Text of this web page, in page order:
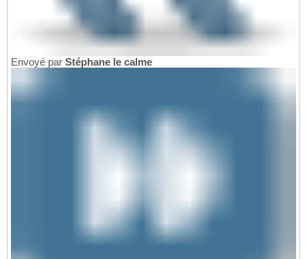
Envoyé par Stéphane le calme